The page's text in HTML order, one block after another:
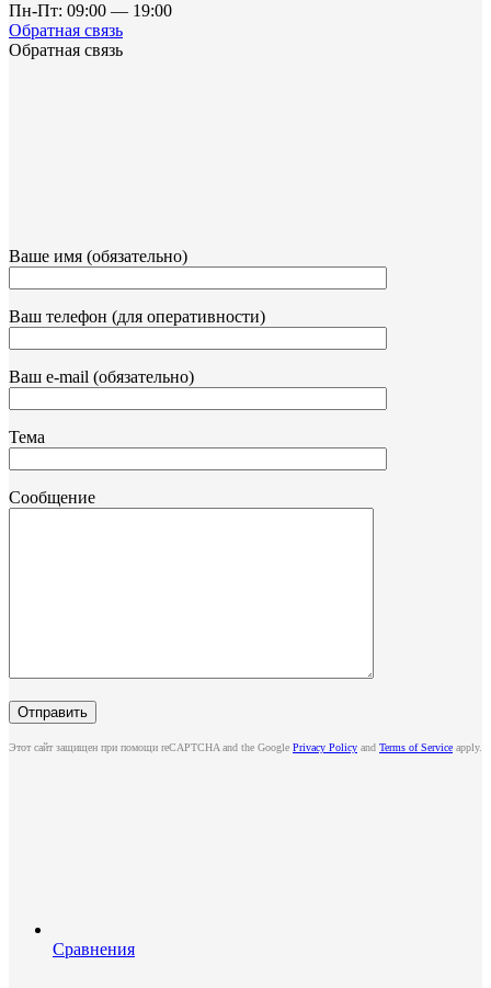
Пн-Пт: 09:00 — 19:00
Обратная связь
Обратная связь
Ваше имя (обязательно)
Ваш телефон (для оперативности)
Ваш e-mail (обязательно)
Тема
Сообщение
Этот сайт защищен при помощи reCAPTCHA and the Google Privacy Policy and Terms of Service apply.
Сравнения